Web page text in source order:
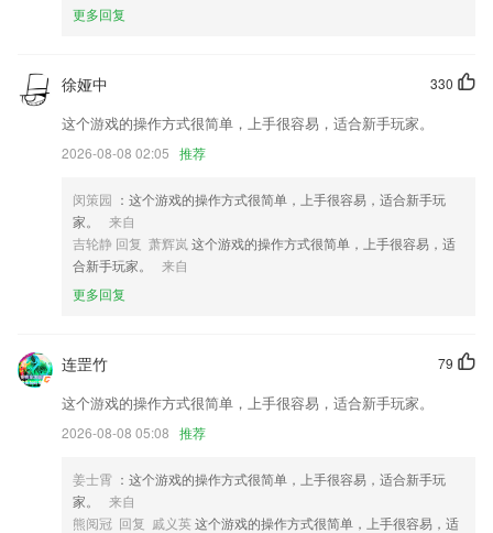
文件夹内文档格式文件支持预览显示
修复视频不能播放问题
修复 APK 注入日志记录功能存在的一些问题
解决多端操作和离线后同步等场景下的章节冲突问题，支持冲突版本的查
改名"超级简历"
联系我们
以上就是分分彩全天计划免费网页的介绍，如果您喜欢这款软件，您可以
到应用商店进行打分评论，说出您的使用经历，以帮助我们更好的对产品
进行优化修改。
更多回复
330
徐娅中
这个游戏的操作方式很简单，上手很容易，适合新手玩家。
2026-08-08 02:05 推荐
闵策园 ：这个游戏的操作方式很简单，上手很容易，适合新手玩
家。
来自
吉轮静 回复 萧辉岚 这个游戏的操作方式很简单，上手很容易，适
合新手玩家。
来自
更多回复
79
连罡竹
这个游戏的操作方式很简单，上手很容易，适合新手玩家。
2026-08-08 05:08 推荐
姜士霄 ：这个游戏的操作方式很简单，上手很容易，适合新手玩
家。
来自
熊阅冠 回复 戚义英这个游戏的操作方式很简单，上手很容易，适